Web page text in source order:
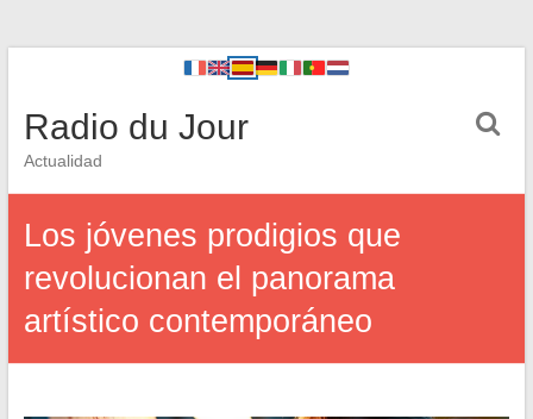
Radio du Jour
Actualidad
Los jóvenes prodigios que
revolucionan el panorama
artístico contemporáneo